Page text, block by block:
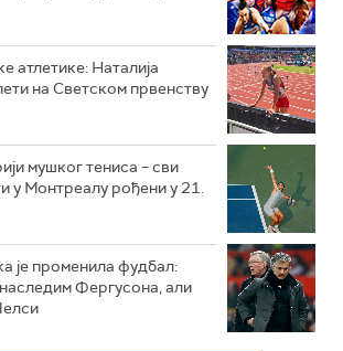
атлетике: Наталија
на Светском првенству
мушког тениса – сви
у Монтреалу рођени у 21.
је променила фудбал:
Фергусона, али